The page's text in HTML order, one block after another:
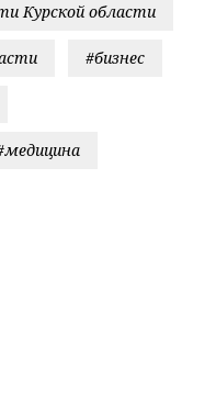
Курской области
#бизнес